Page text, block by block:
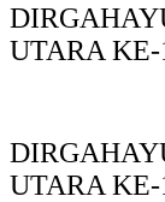
UTARA
UTARA